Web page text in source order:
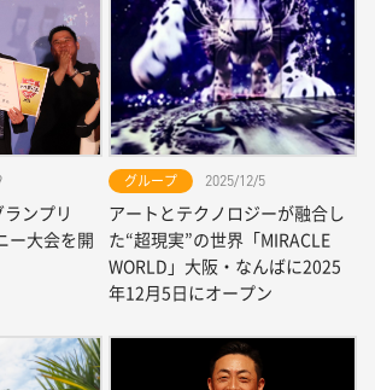
ンプリ
ー大会を開
グループ 2025/12/5
アートとテクノロジーが融合し
た“超現実”の世界「MIRACLE
WORLD」大阪・なんばに2025
年12月5日にオープン